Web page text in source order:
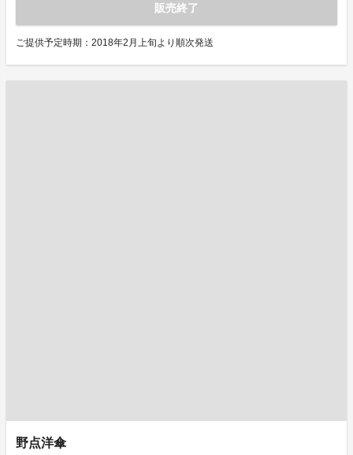
販売終了
ご提供予定時期：2018年2月上旬より順次発送
野点洋傘